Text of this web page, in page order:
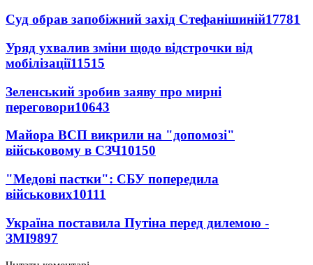
Суд обрав запобіжний захід Стефанішиній17781
Уряд ухвалив зміни щодо відстрочки від
мобілізації11515
Зеленський зробив заяву про мирні
переговори10643
Майора ВСП викрили на "допомозі"
військовому в СЗЧ10150
"Медові пастки": СБУ попередила
військових10111
Україна поставила Путіна перед дилемою -
ЗМІ9897